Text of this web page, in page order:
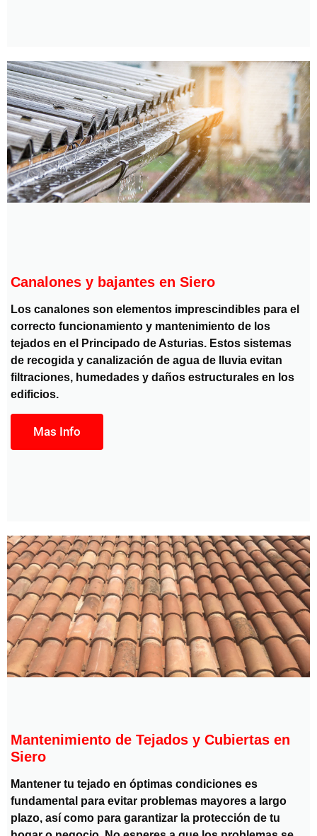
Canalones y bajantes en Siero
Los canalones son elementos imprescindibles para el
correcto funcionamiento y mantenimiento de los
tejados en el Principado de Asturias. Estos sistemas
de recogida y canalización de agua de lluvia evitan
filtraciones, humedades y daños estructurales en los
edificios.
Mas Info
Mantenimiento de Tejados y Cubiertas en
Siero
Mantener tu tejado en óptimas condiciones es
fundamental para evitar problemas mayores a largo
plazo, así como para garantizar la protección de tu